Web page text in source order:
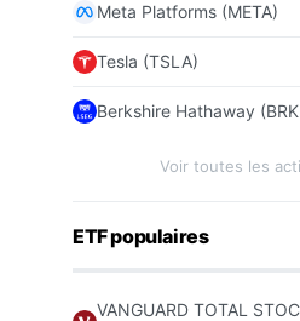
Meta Platforms (META)
Tesla (TSLA)
Berkshire Hathaway
Voir toutes les
ETF populaires
VANGUARD TOTAL